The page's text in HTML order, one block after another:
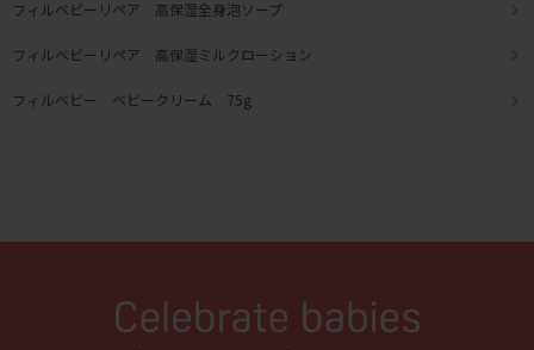
フィルベビーリペア 高保湿全身泡ソープ
フィルベビーリペア 高保湿ミルクローション
フィルベビー ベビークリーム 75g